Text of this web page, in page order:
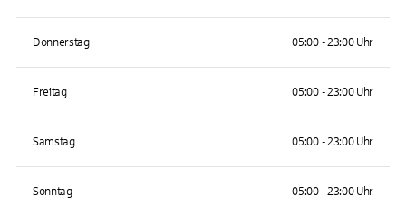
Donnerstag 05:00 - 23:00 Uhr
Freitag 05:00 - 23:00 Uhr
Samstag 05:00 - 23:00 Uhr
Sonntag 05:00 - 23:00 Uhr